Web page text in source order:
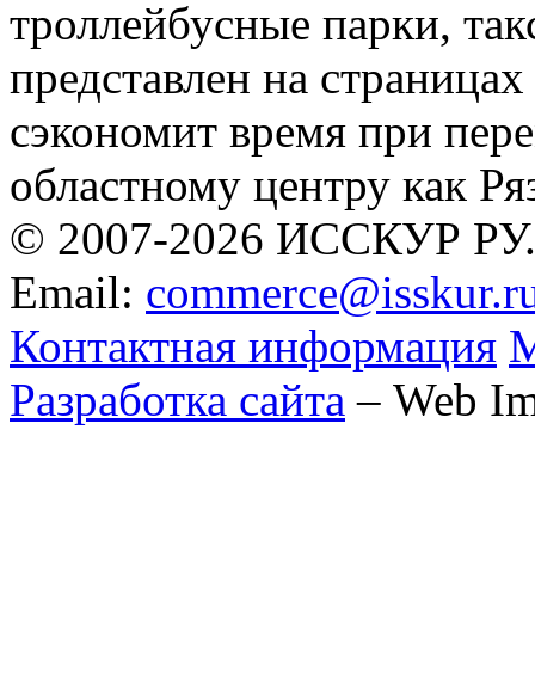
троллейбусные парки,
представлен на
сэкономит время при
областному центру как
© 2007-2026 ИССКУР РУ.
Email:
Контактная информация
Разработка сайта – Web